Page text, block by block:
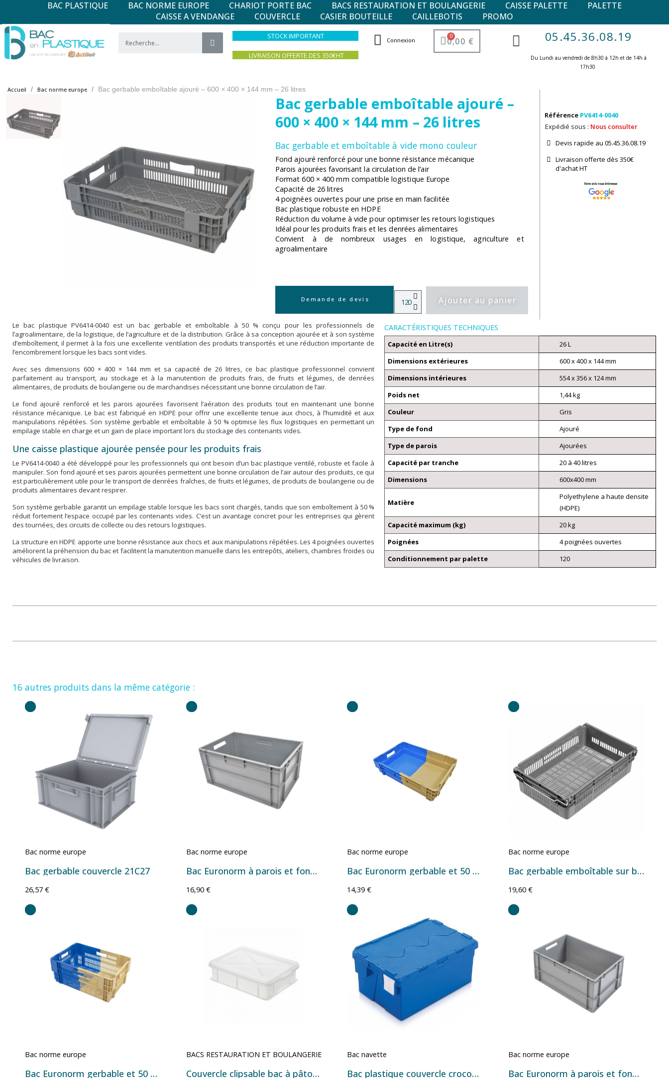
BAC PLASTIQUE BAC NORME EUROPE CHARIOT PORTE BAC BACS RESTAURATION ET BOULANGERIE CAISSE PALETTE
PALETTE
CAISSE A VENDANGE
COUVERCLE CASIER BOUTEILLE CAILLEBOTIS PROMO
STOCK IMPORTANT
LIVRAISON OFFERTE DES 350€HT
Connexion 0,00 € 05.45.36.08.19
Du Lundi au vendredi de 8h30 à 12h et de 14h à
17h30 ​
Accueil Bac norme europe Bac gerbable emboîtable ajouré – 600 × 400 × 144 mm – 26 litres
Bac gerbable emboîtable ajouré –
600 × 400 × 144 mm – 26 litres
Bac gerbable et emboîtable à vide mono couleur
Fond ajouré renforcé pour une bonne résistance mécanique
Parois ajourées favorisant la circulation de l’air
Format 600 × 400 mm compatible logistique Europe
Capacité de 26 litres
4 poignées ouvertes pour une prise en main facilitée
Bac plastique robuste en HDPE
Réduction du volume à vide pour optimiser les retours logistiques
Idéal pour les produits frais et les denrées alimentaires
Convient à de nombreux usages en logistique, agriculture et
agroalimentaire
Demande de devis Ajouter au panier
Référence PV6414-0040
Expédié sous : Nous consulter
Devis rapide au 05.45.36.08.19​
Livraison offerte dès 350€
d'achat​ HT
Le bac plastique PV6414-0040 est un bac gerbable et emboîtable à 50 % conçu pour les professionnels de
l’agroalimentaire, de la logistique, de l’agriculture et de la distribution. Grâce à sa conception ajourée et à son système
d’emboîtement, il permet à la fois une excellente ventilation des produits transportés et une réduction importante de
l’encombrement lorsque les bacs sont vides.
Avec ses dimensions 600 × 400 × 144 mm et sa capacité de 26 litres, ce bac plastique professionnel convient
parfaitement au transport, au stockage et à la manutention de produits frais, de fruits et légumes, de denrées
alimentaires, de produits de boulangerie ou de marchandises nécessitant une bonne circulation de l’air.
Le fond ajouré renforcé et les parois ajourées favorisent l’aération des produits tout en maintenant une bonne
résistance mécanique. Le bac est fabriqué en HDPE pour offrir une excellente tenue aux chocs, à l’humidité et aux
manipulations répétées. Son système gerbable et emboîtable à 50 % optimise les flux logistiques en permettant un
empilage stable en charge et un gain de place important lors du stockage des contenants vides.
Une caisse plastique ajourée pensée pour les produits frais
Le PV6414-0040 a été développé pour les professionnels qui ont besoin d’un bac plastique ventilé, robuste et facile à
manipuler. Son fond ajouré et ses parois ajourées permettent une bonne circulation de l’air autour des produits, ce qui
est particulièrement utile pour le transport de denrées fraîches, de fruits et légumes, de produits de boulangerie ou de
produits alimentaires devant respirer.
Son système gerbable garantit un empilage stable lorsque les bacs sont chargés, tandis que son emboîtement à 50 %
réduit fortement l’espace occupé par les contenants vides. C’est un avantage concret pour les entreprises qui gèrent
des tournées, des circuits de collecte ou des retours logistiques.
La structure en HDPE apporte une bonne résistance aux chocs et aux manipulations répétées. Les 4 poignées ouvertes
améliorent la préhension du bac et facilitent la manutention manuelle dans les entrepôts, ateliers, chambres froides ou
véhicules de livraison.
CARACTÉRISTIQUES TECHNIQUES
Capacité en Litre(s)
26 L
Dimensions extérieures
600 x 400 x 144 mm
Dimensions intérieures
554 x 356 x 124 mm
Poids net
1,44 kg
Couleur
Gris
Type de fond
Ajouré
Type de parois
Ajourées
Capacité par tranche
20 à 40 litres
Dimensions
600x400 mm
Matière
Polyethylene a haute densite
(HDPE)
Capacité maximum (kg)
20 kg
Poignées
4 poignées ouvertes
Conditionnement par palette
120
16 autres produits dans la même catégorie :
Bac norme europe
Bac gerbable couvercle 21C27
26,57 €
Bac norme europe
Bac Euronorm à parois et fond pleins - 55 L - 597×398×290 mm
16,90 €
Bac norme europe
Bac Euronorm gerbable et 50 % emboîtable à parois et fond pleins - 25 L - 600×400×144 mm
14,39 €
Bac norme europe
Bac gerbable emboîtable sur barres - 30 L - 600×400×163 mm
19,60 €
Bac norme europe
Bac Euronorm gerbable et 50 % emboîtable à parois et fond ajourés - 47 L - 600×400×246 mm
BACS RESTAURATION ET BOULANGERIE
Couvercle clipsable bac à pâtons 400x300 mm
Bac navette
Bac plastique couvercle crocodile
Bac norme europe
Bac Euronorm à parois et fond pleins - 60 L - 600×400×320 mm